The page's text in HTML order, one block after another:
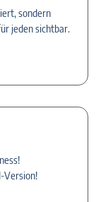
sondern
jeden sichtbar.
Version!